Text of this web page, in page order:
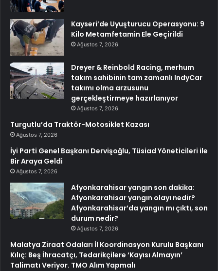
Kayseri’de Uyuşturucu Operasyonu: 9
Kilo Metamfetamin Ele Geçirildi
Ağustos 7, 2026
Dreyer & Reinbold Racing, merhum
takım sahibinin tam zamanlı IndyCar
takımı olma arzusunu
gerçekleştirmeye hazırlanıyor
Ağustos 7, 2026
Turgutlu’da Traktör-Motosiklet Kazası
Ağustos 7, 2026
İyi Parti Genel Başkanı Dervişoğlu, Tüsiad Yöneticileri ile
Bir Araya Geldi
Ağustos 7, 2026
Afyonkarahisar yangın son dakika:
Afyonkarahisar yangın olayı nedir?
Afyonkarahisar’da yangın mı çıktı, son
durum nedir?
Ağustos 7, 2026
Malatya Ziraat Odaları İl Koordinasyon Kurulu Başkanı
Kılıç: Beş İhracatçı, Tedarikçilere ‘Kayısı Almayın’
Talimatı Veriyor. TMO Alım Yapmalı